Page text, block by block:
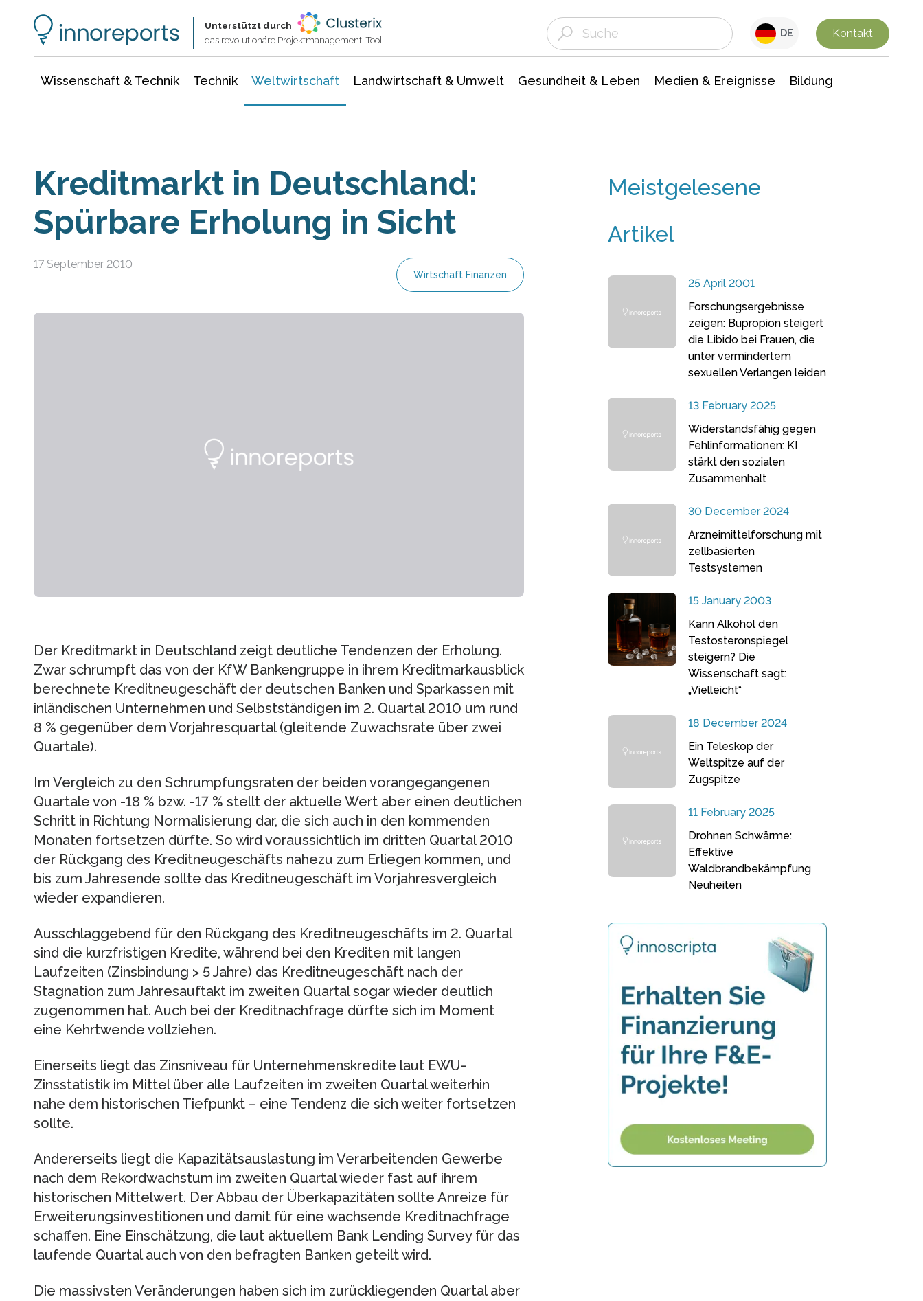
Unterstützt durch
das revolutionäre Projektmanagement-Tool
DE Kontakt
Wissenschaft & Technik Technik Weltwirtschaft Landwirtschaft & Umwelt Gesundheit & Leben Medien & Ereignisse Bildung
Kreditmarkt in Deutschland:
Spürbare Erholung in Sicht
17 September 2010
Wirtschaft Finanzen
Der Kreditmarkt in Deutschland zeigt deutliche Tendenzen der Erholung.
Zwar schrumpft das von der KfW Bankengruppe in ihrem Kreditmarkausblick
berechnete Kreditneugeschäft der deutschen Banken und Sparkassen mit
inländischen Unternehmen und Selbstständigen im 2. Quartal 2010 um rund
8 % gegenüber dem Vorjahresquartal (gleitende Zuwachsrate über zwei
Quartale).
Im Vergleich zu den Schrumpfungsraten der beiden vorangegangenen
Quartale von -18 % bzw. -17 % stellt der aktuelle Wert aber einen deutlichen
Schritt in Richtung Normalisierung dar, die sich auch in den kommenden
Monaten fortsetzen dürfte. So wird voraussichtlich im dritten Quartal 2010
der Rückgang des Kreditneugeschäfts nahezu zum Erliegen kommen, und
bis zum Jahresende sollte das Kreditneugeschäft im Vorjahresvergleich
wieder expandieren.
Ausschlaggebend für den Rückgang des Kreditneugeschäfts im 2. Quartal
sind die kurzfristigen Kredite, während bei den Krediten mit langen
Laufzeiten (Zinsbindung > 5 Jahre) das Kreditneugeschäft nach der
Stagnation zum Jahresauftakt im zweiten Quartal sogar wieder deutlich
zugenommen hat. Auch bei der Kreditnachfrage dürfte sich im Moment
eine Kehrtwende vollziehen.
Einerseits liegt das Zinsniveau für Unternehmenskredite laut EWU-
Zinsstatistik im Mittel über alle Laufzeiten im zweiten Quartal weiterhin
nahe dem historischen Tiefpunkt – eine Tendenz die sich weiter fortsetzen
sollte.
Andererseits liegt die Kapazitätsauslastung im Verarbeitenden Gewerbe
nach dem Rekordwachstum im zweiten Quartal wieder fast auf ihrem
historischen Mittelwert. Der Abbau der Überkapazitäten sollte Anreize für
Erweiterungsinvestitionen und damit für eine wachsende Kreditnachfrage
schaffen. Eine Einschätzung, die laut aktuellem Bank Lending Survey für das
laufende Quartal auch von den befragten Banken geteilt wird.
Die massivsten Veränderungen haben sich im zurückliegenden Quartal aber
Meistgelesene
Artikel
25 April 2001
Forschungsergebnisse
zeigen: Bupropion steigert
die Libido bei Frauen, die
unter vermindertem
sexuellen Verlangen leiden
13 February 2025
Widerstandsfähig gegen
Fehlinformationen: KI
stärkt den sozialen
Zusammenhalt
30 December 2024
Arzneimittelforschung mit
zellbasierten
Testsystemen
15 January 2003
Kann Alkohol den
Testosteronspiegel
steigern? Die
Wissenschaft sagt:
„Vielleicht“
18 December 2024
Ein Teleskop der
Weltspitze auf der
Zugspitze
11 February 2025
Drohnen Schwärme:
Effektive
Waldbrandbekämpfung
Neuheiten